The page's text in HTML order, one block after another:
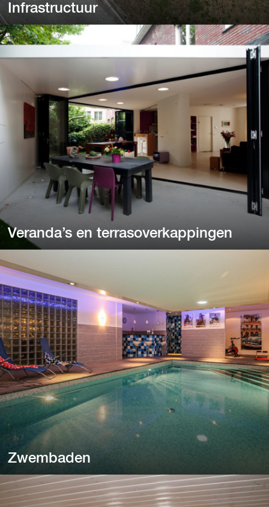
Infrastructuur
Infrastructuur
Van viaducten, ecoducten en tunnels tot stations en
vliegvelden.
Veranda’s en terrasoverkappingen
Veranda’s en terrasoverkappingen
Veranda’s en terrasoverkappingen blokkeren daglicht,
waardoor de ruimte al snel te donker wordt.
Zwembaden
Zwembaden